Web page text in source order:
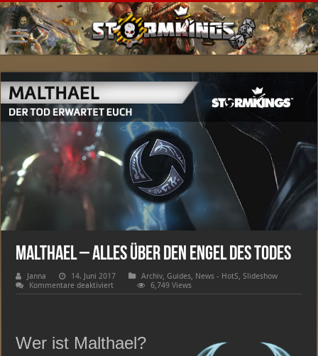
Malthael – Alles über den Engel des Todes
Janna 14. Juni 2017 Archiv,Guides, News - HotS,Slideshow
Kommentare deaktiviertfür
Malthael
Engel
des
6,749 Views
Wer ist Malthael?